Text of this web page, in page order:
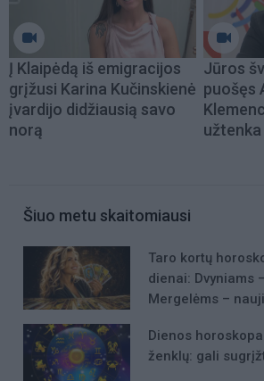
Į Klaipėdą iš emigracijos
grįžusi Karina Kučinskienė
įvardijo didžiausią savo
norą
Jūros
puošęs
užtenka
Šiuo metu skaitomiausi
Taro kortų
dienai: Dvyniams
Mergelėms –
Dienos
ženklų: gali